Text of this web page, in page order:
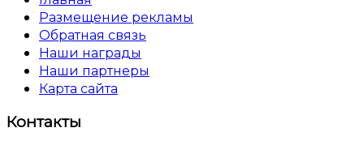
Размещение рекламы
Обратная связь
Наши награды
Наши партнеры
Карта сайта
Контакты